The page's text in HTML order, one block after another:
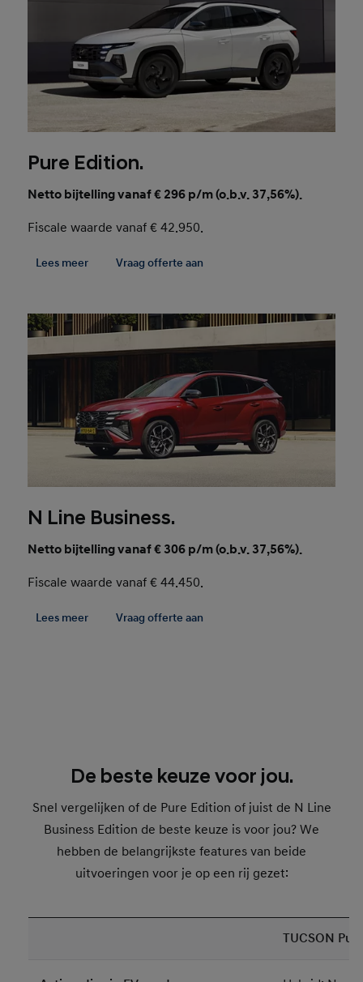
Pure Edition.
Netto bijtelling vanaf € 296 p/m (o.b.v. 37,56%).
Fiscale waarde vanaf € 42.950.
Lees meer Vraag offerte aan
N Line Business.
Netto bijtelling vanaf € 306 p/m (o.b.v. 37,56%).
Fiscale waarde vanaf € 44.450.
Lees meer Vraag offerte aan
De beste keuze voor jou.
Snel vergelijken of de Pure Edition of juist de N Line
Business Edition de beste keuze is voor jou? We
hebben de belangrijkste features van beide
uitvoeringen voor je op een rij gezet:
TUCSON